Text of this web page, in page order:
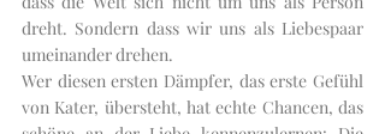
dreht. Sondern dass wir uns als Liebespaar
umeinander drehen.
Wer diesen ersten Dämpfer, das erste Gefühl
von Kater, übersteht, hat echte Chancen, das